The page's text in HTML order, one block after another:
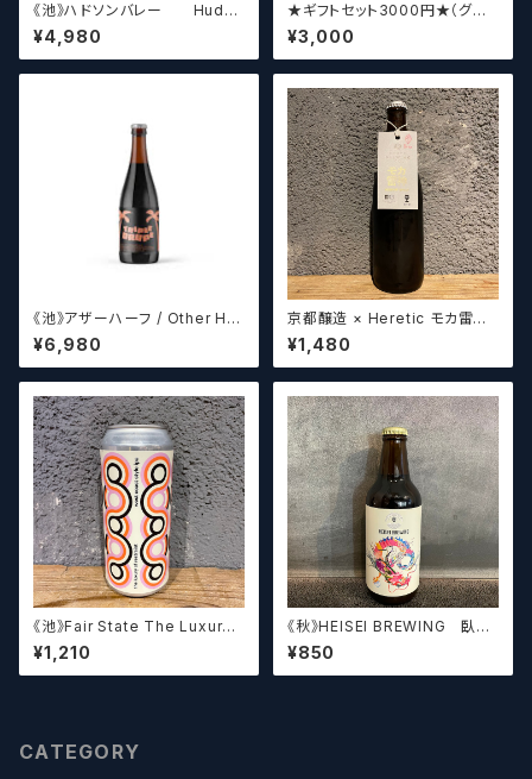
《池》ハドソンバレー Hudso
n Valley Blossom
¥4,980
★ギフトセット3000円★（グラ
スセット）【クラフトビール】
¥3,000
《池》アザーハーフ / Other Hal
f Brewing Triple Drupe【ク
ラフトビールシザーズ】
¥6,980
京都醸造 × Heretic モカ雷神 /
Kyoto × Heretic MOCHA T
HUNDER【クラフトビールシザ
ーズ】
¥1,480
《池》Fair State The Luxury
of Restraint / フェアステイト
ザ ラグジュアリー オブ リストレ
イント【クラフトビールシザーズ】
¥1,210
《秋》HEISEI BREWING 臥龍
長生(がりゅうちょうせい)アメリ
カンペールエール【クラフトビー
ル】
¥850
CATEGORY